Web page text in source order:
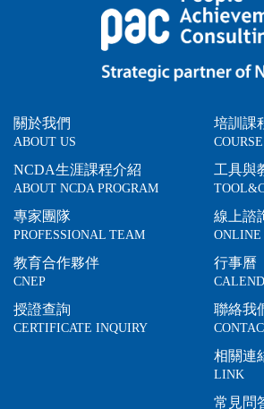
關於我們
ABOUT US
NCDA生涯課程介紹
ABOUT NCDA PROGRAM
專家團隊
PROFESSIONAL TEAM
教育合作夥伴
CNEP
授證查詢
CERTIFICATE INQUIRY
培訓課
COURSE
工具與
線上諮
ONLINE
行事曆
聯絡我
相關連
LINK
常見問